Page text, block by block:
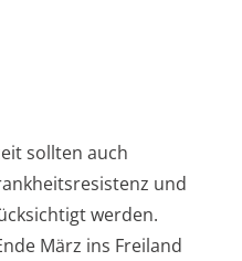
sollten auch
und
werden.
März ins Freiland